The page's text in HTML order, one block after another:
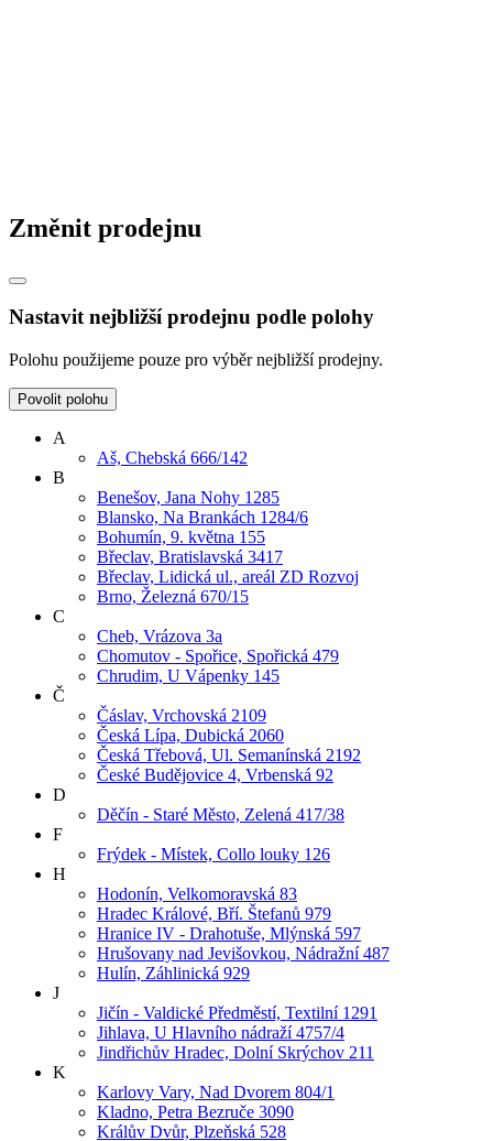
Změnit prodejnu
Nastavit nejbližší prodejnu podle polohy
Polohu použijeme pouze pro výběr nejbližší prodejny.
Povolit polohu
A
Aš, Chebská 666/142
B
Benešov, Jana Nohy 1285
Blansko, Na Brankách 1284/6
Bohumín, 9. května 155
Břeclav, Bratislavská 3417
Břeclav, Lidická ul., areál ZD Rozvoj
Brno, Železná 670/15
C
Cheb, Vrázova 3a
Chomutov - Spořice, Spořická 479
Chrudim, U Vápenky 145
Č
Čáslav, Vrchovská 2109
Česká Lípa, Dubická 2060
Česká Třebová, Ul. Semanínská 2192
České Budějovice 4, Vrbenská 92
D
Děčín - Staré Město, Zelená 417/38
F
Frýdek - Místek, Collo louky 126
H
Hodonín, Velkomoravská 83
Hradec Králové, Bří. Štefanů 979
Hranice IV - Drahotuše, Mlýnská 597
Hrušovany nad Jevišovkou, Nádražní 487
Hulín, Záhlinická 929
J
Jičín - Valdické Předměstí, Textilní 1291
Jihlava, U Hlavního nádraží 4757/4
Jindřichův Hradec, Dolní Skrýchov 211
K
Karlovy Vary, Nad Dvorem 804/1
Kladno, Petra Bezruče 3090
Králův Dvůr, Plzeňská 528